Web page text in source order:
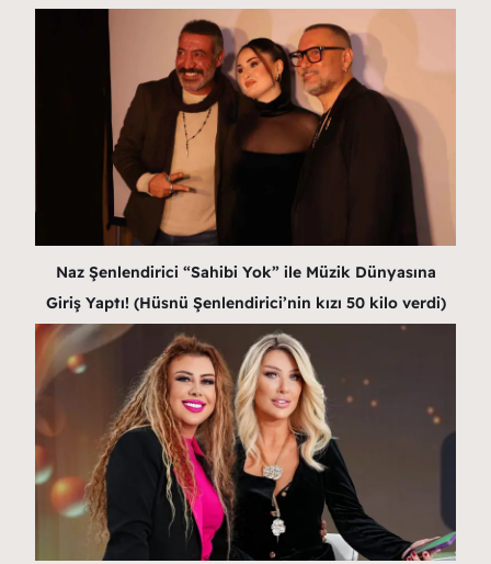
Naz Şenlendirici “Sahibi Yok” ile Müzik Dünyasına
Giriş Yaptı! (Hüsnü Şenlendirici’nin kızı 50 kilo verdi)